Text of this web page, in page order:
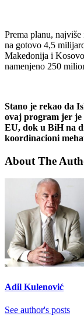
Prema planu,
na gotovo 4,5
Makedonija i
namenjeno 250
Stano je rekao da
ovaj program jer je
EU, dok u BiH na
koordinacioni
About The
Adil Kulenović
See author's posts